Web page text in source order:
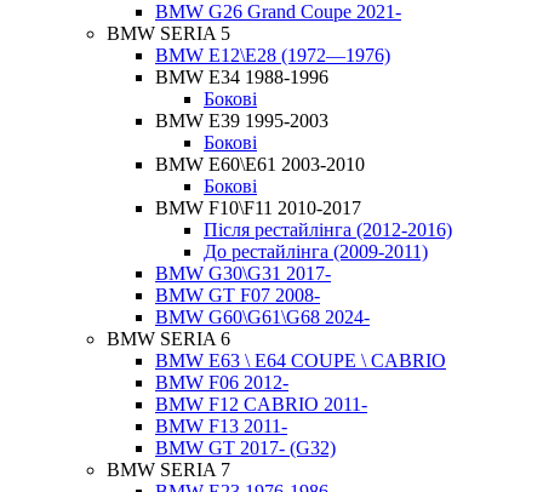
BMW G26 Grand Coupe 2021-
BMW SERIA 5
BMW E12\E28 (1972—1976)
BMW E34 1988-1996
Бокові
BMW E39 1995-2003
Бокові
BMW E60\E61 2003-2010
Бокові
BMW F10\F11 2010-2017
Після рестайлінга (2012-2016)
До рестайлінга (2009-2011)
BMW G30\G31 2017-
BMW GT F07 2008-
BMW G60\G61\G68 2024-
BMW SERIA 6
BMW E63 \ E64 COUPE \ CABRIO
BMW F06 2012-
BMW F12 CABRIO 2011-
BMW F13 2011-
BMW GT 2017- (G32)
BMW SERIA 7